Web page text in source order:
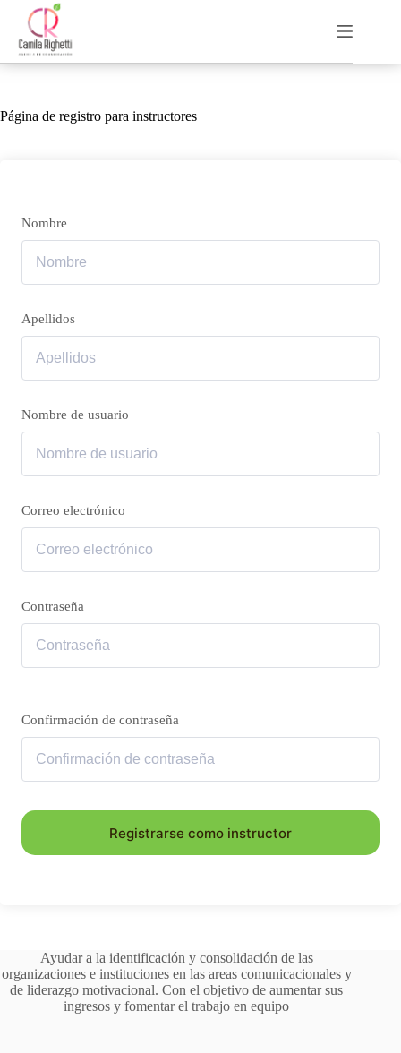
contenido
Página de registro para instructores
Nombre
Apellidos
Nombre de usuario
Correo electrónico
Contraseña
Confirmación de contraseña
Registrarse como instructor
Ayudar a la identificación y consolidación de las
organizaciones e instituciones en las areas comunicacionales y
de liderazgo motivacional. Con el objetivo de aumentar sus
ingresos y fomentar el trabajo en equipo